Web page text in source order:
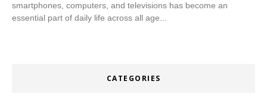
smartphones, computers, and televisions has become an
essential part of daily life across all age...
CATEGORIES